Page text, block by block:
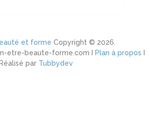
et forme Copyright © 2026.
etre-beaute-forme.com I Plan à propos
Réalisé par Tubbydev